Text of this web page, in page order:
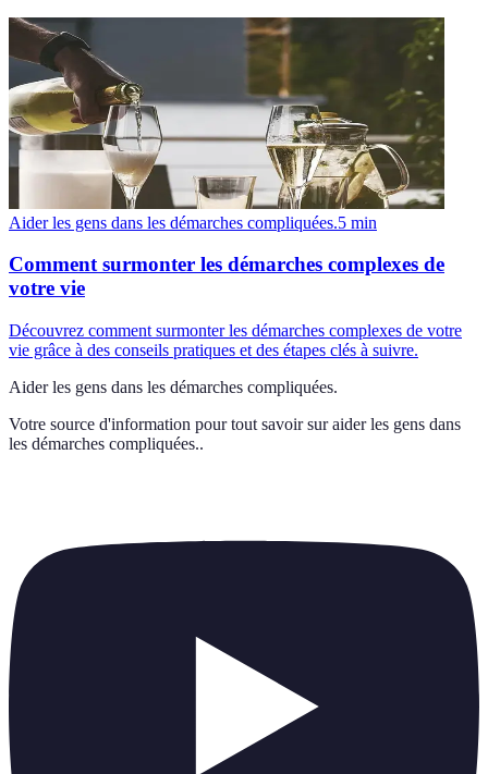
Aider les gens dans les démarches compliquées.5 min
Comment surmonter les démarches complexes de
votre vie
Découvrez comment surmonter les démarches complexes de votre
vie grâce à des conseils pratiques et des étapes clés à suivre.
Aider les gens dans les démarches compliquées.
Votre source d'information pour tout savoir sur aider les gens dans
les démarches compliquées..